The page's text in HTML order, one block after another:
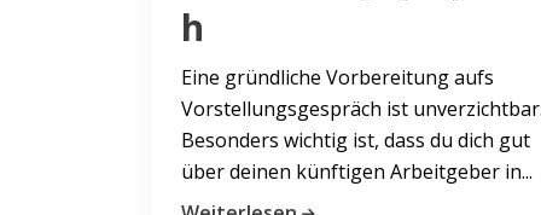
h
Eine gründliche Vorbereitung aufs
Vorstellungsgespräch ist unverzichtbar.
Besonders wichtig ist, dass du dich gut
über deinen künftigen Arbeitgeber in...